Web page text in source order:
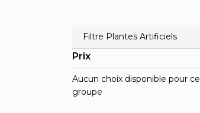
Filtre Plantes Artificiels
Prix
Aucun choix disponible pour ce
groupe